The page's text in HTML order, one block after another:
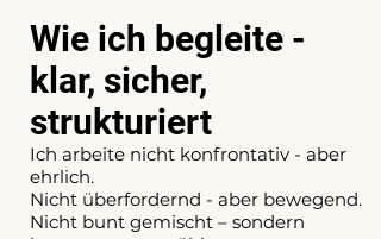
Wie ich begleite -
klar, sicher,
strukturiert​
Ich arbeite nicht konfrontativ - aber
ehrlich.
Nicht überfordernd - aber bewegend.
Nicht bunt gemischt – sondern